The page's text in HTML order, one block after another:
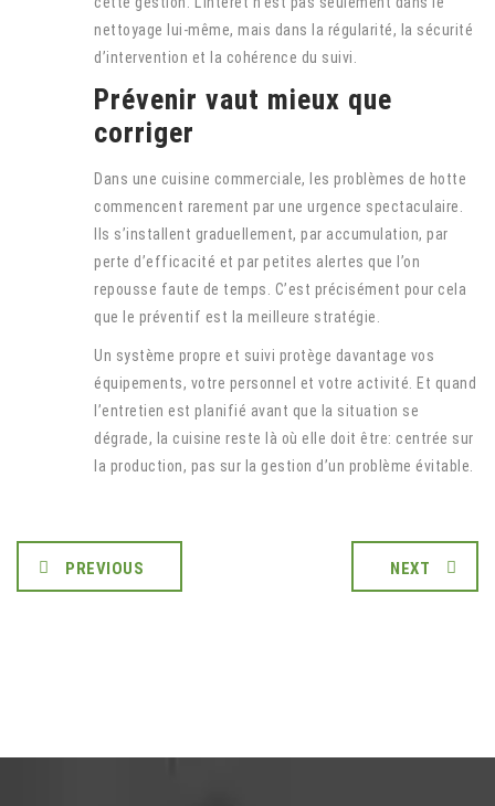
nettoyage lui-même, mais dans la régularité, la sécurité
d’intervention et la cohérence du suivi.
Prévenir vaut mieux que
corriger
Dans une cuisine commerciale, les problèmes de hotte
commencent rarement par une urgence spectaculaire.
Ils s’installent graduellement, par accumulation, par
perte d’efficacité et par petites alertes que l’on
repousse faute de temps. C’est précisément pour cela
que le préventif est la meilleure stratégie.
Un système propre et suivi protège davantage vos
équipements, votre personnel et votre activité. Et quand
l’entretien est planifié avant que la situation se
dégrade, la cuisine reste là où elle doit être: centrée sur
la production, pas sur la gestion d’un problème évitable.
PREVIOUS NEXT